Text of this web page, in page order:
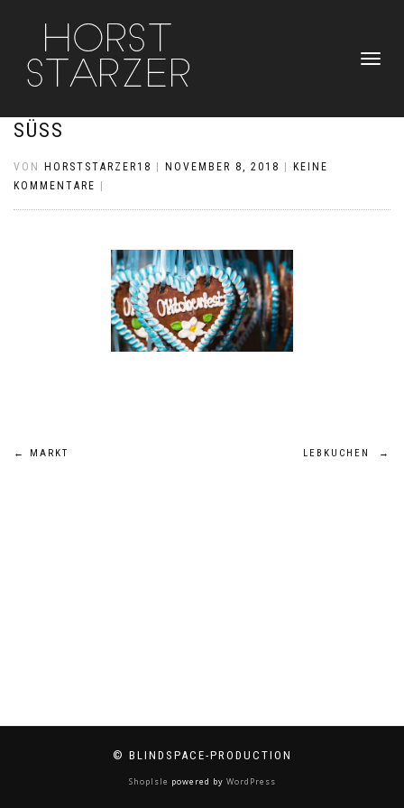
SÜSS
VON HORSTSTARZER18 NOVEMBER 8, 2018
KEINE
KOMMENTARE
Beitragsnavigation
← MARKT LEBKUCHEN →
© BLINDSPACE-PRODUCTION
ShopIsle powered by WordPress